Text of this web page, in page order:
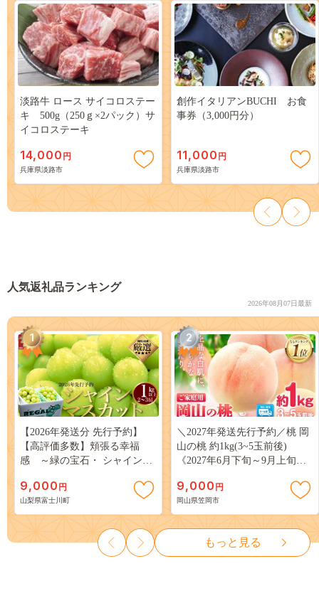
淡路牛 ロース サイコロステー
キ 500g（250ｇ×2パック）サ
イコロステーキ
14,000 円
兵庫県淡路市
創作イタリアンBUCHI お食
事券（3,000円分）
11,000 円
兵庫県淡路市
人気返礼品ランキング
2026年08月07日最新
1
【2026年発送分 先行予約】
【高評価多数】頬張る幸福
感 ～緑の宝石・ シャインマ
３房） フルーツ 山梨県産 果
物 くだもの シャイン マスカ
ット ぶどう ブドウ 葡萄 大粒
種なし 先行予約 富士川町
10000円 一万円 9000円 九千円
9,000 円
山梨県富士川町
2
＼2027年発送先行予約／桃 岡
山の桃 約1kg(3~5玉前後)
《2027年6月下旬～9月上旬頃
岡山 はくとう スイーツ フル
ーツ 果物 デザート 旬 モモ も
も 先行予約 送料無料 果物 岡
山県 笠岡市 清水白桃 白鳳 白
麗 クール便---
kasaoka_zsy_419_100---
9,000 円
岡山県笠岡市
もっと見る